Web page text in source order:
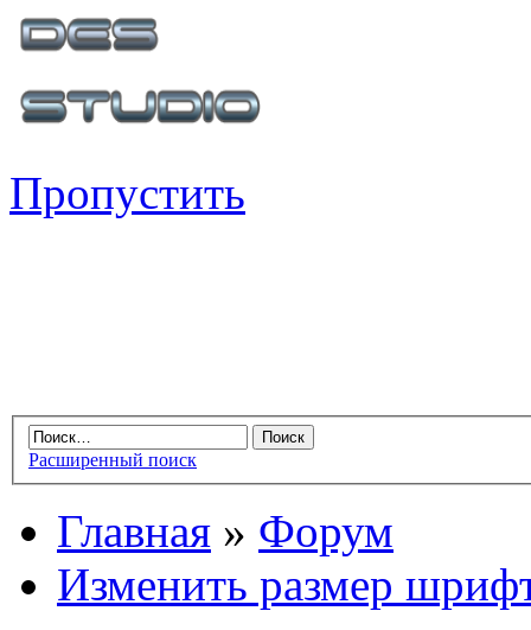
Пропустить
Расширенный поиск
Главная » Форум
Изменить размер